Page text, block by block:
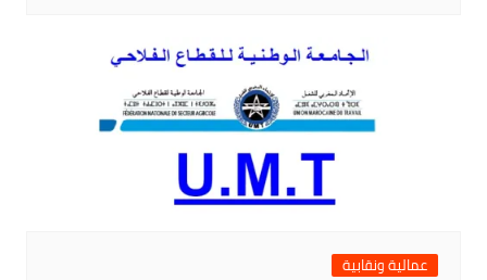
عمالية ونقابية